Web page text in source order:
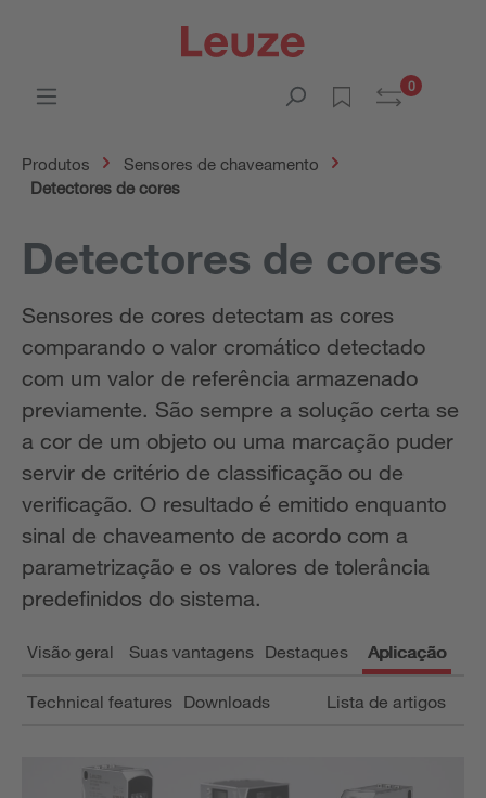
0
Produtos
Sensores de chaveamento
Detectores de cores
Detectores de cores
Sensores de cores detectam as cores
comparando o valor cromático detectado
com um valor de referência armazenado
previamente. São sempre a solução certa se
a cor de um objeto ou uma marcação puder
servir de critério de classificação ou de
verificação. O resultado é emitido enquanto
sinal de chaveamento de acordo com a
parametrização e os valores de tolerância
predefinidos do sistema.
Visão geral Suas vantagens Destaques Aplicação
Technical features Downloads Lista de artigos